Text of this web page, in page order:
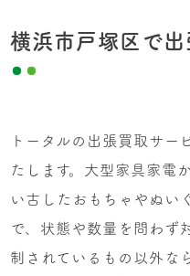
横浜市戸塚区で
トータルの出張買取サー
たします。大型家具家電
い古したおもちゃやぬい
で、状態や数量を問わず
制されているもの以外な